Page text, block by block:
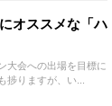
オススメな「ハ
大会への出場を目標に
りますが、い...